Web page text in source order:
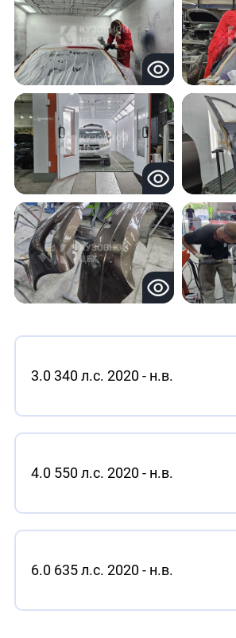
3.0 340 л.с. 2020 - н.в.
4.0 550 л.с. 2020 - н.в.
6.0 635 л.с. 2020 - н.в.